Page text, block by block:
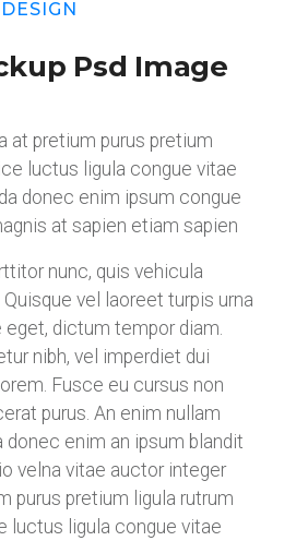
Psd Image
at pretium purus pretium
luctus ligula congue vitae
donec enim ipsum congue
at sapien etiam sapien
nunc, quis vehicula
vel laoreet turpis urna
eget, dictum tempor diam.
nibh, vel imperdiet dui
Fusce eu cursus non
purus. An enim nullam
donec enim an ipsum blandit
velna vitae auctor integer
purus pretium ligula rutrum
luctus ligula congue vitae